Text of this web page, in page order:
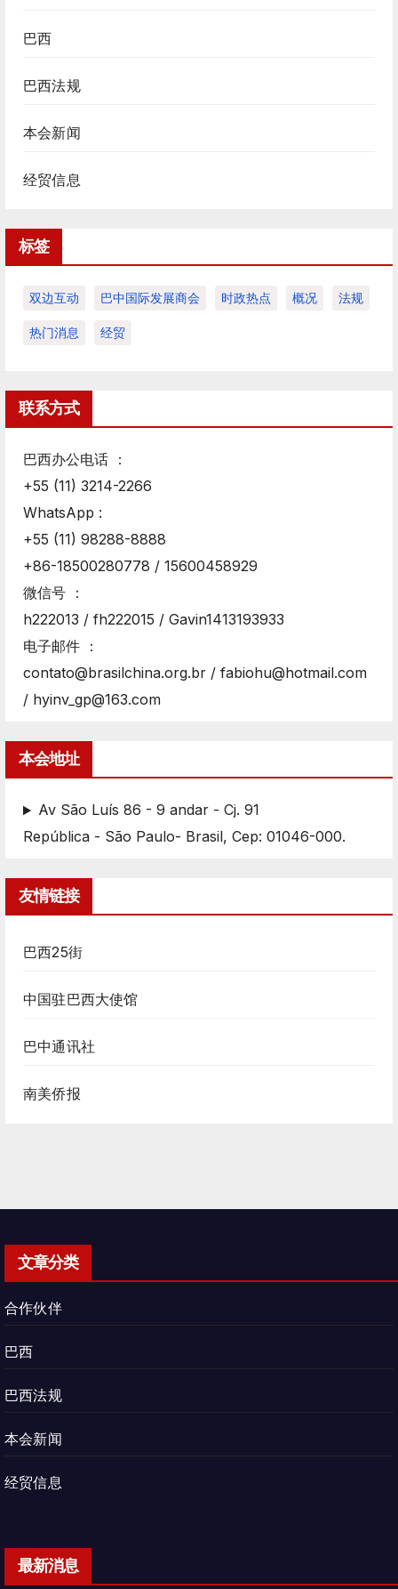
巴西
巴西法规
本会新闻
经贸信息
标签
双边互动 巴中国际发展商会 时政热点 概况 法规
热门消息 经贸
联系方式
巴西办公电话 ：
+55 (11) 3214-2266
WhatsApp :
+55 (11) 98288-8888
+86-18500280778 / 15600458929
微信号 ：
h222013 / fh222015 / Gavin1413193933
电子邮件 ：
contato@brasilchina.org.br / fabiohu@hotmail.com
/ hyinv_gp@163.com
本会地址
Av São Luís 86 - 9 andar - Cj. 91
República - São Paulo- Brasil, Cep: 01046-000.
友情链接
巴西25街
中国驻巴西大使馆
巴中通讯社
南美侨报
文章分类
合作伙伴
巴西
巴西法规
本会新闻
经贸信息
最新消息